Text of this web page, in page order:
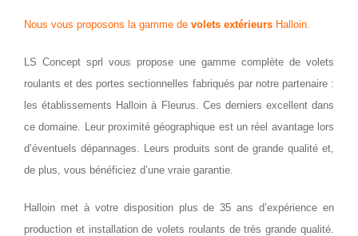
Nous vous proposons la gamme de volets extérieurs Halloin.
LS Concept sprl vous propose une gamme complète de volets
roulants et des portes sectionnelles fabriqués par notre partenaire :
les établissements Halloin à Fleurus. Ces derniers excellent dans
ce domaine. Leur proximité géographique est un réel avantage lors
d’éventuels dépannages. Leurs produits sont de grande qualité et,
de plus, vous bénéficiez d’une vraie garantie.
Halloin met à votre disposition plus de 35 ans d’expérience en
production et installation de volets roulants de très grande qualité.